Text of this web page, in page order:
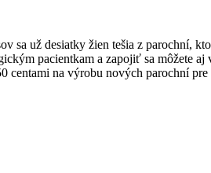
už desiatky žien tešia z parochní,
pacientkam a zapojiť sa môžete
na výrobu nových parochní